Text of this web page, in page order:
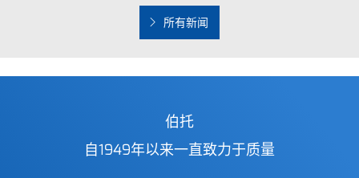
所有新闻
伯托
自1949年以来一直致力于质量